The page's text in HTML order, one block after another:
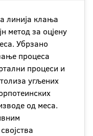
линија клања
метод за оцјену
Убрзано
процеса
процеси и
угљених
од меса.